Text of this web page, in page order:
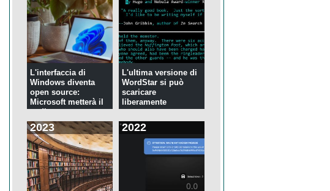
L'interfaccia di
Windows diventa
open source:
Microsoft metterà il
codi...
L'ultima versione di
WordStar si può
scaricare
liberamente
2023 2022